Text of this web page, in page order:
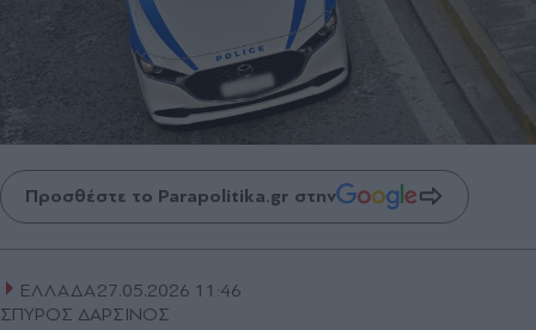
Προσθέστε το Parapolitika.gr στην
ΕΛΛΑΔΑ27.05.2026 11:46
ΣΠΥΡΟΣ ΔΑΡΣΙΝΟΣ